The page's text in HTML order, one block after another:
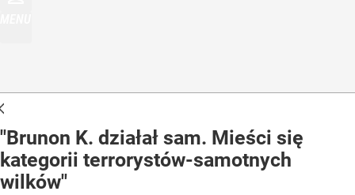
"Brunon K. działał sam. Mieści się
kategorii terrorystów-samotnych
wilków"